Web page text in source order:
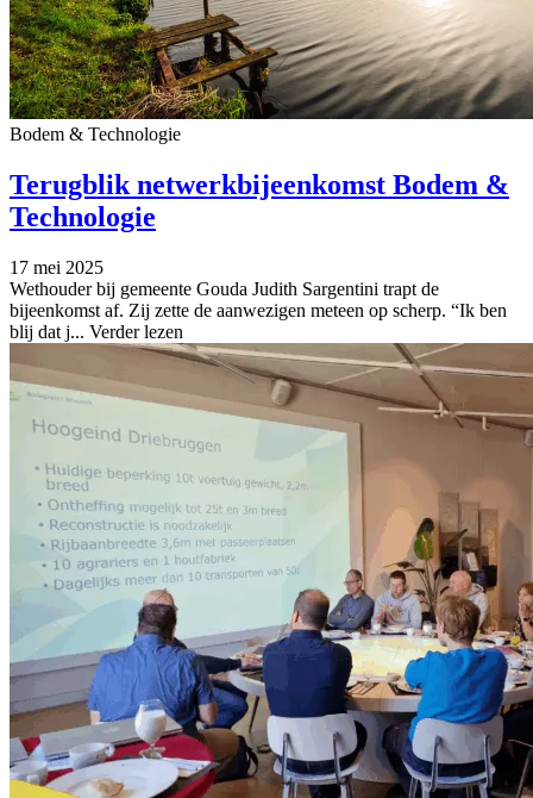
Bodem & Technologie
Terugblik netwerkbijeenkomst Bodem &
Technologie
17 mei 2025
Wethouder bij gemeente Gouda Judith Sargentini trapt de
bijeenkomst af. Zij zette de aanwezigen meteen op scherp. “Ik ben
blij dat j... Verder lezen